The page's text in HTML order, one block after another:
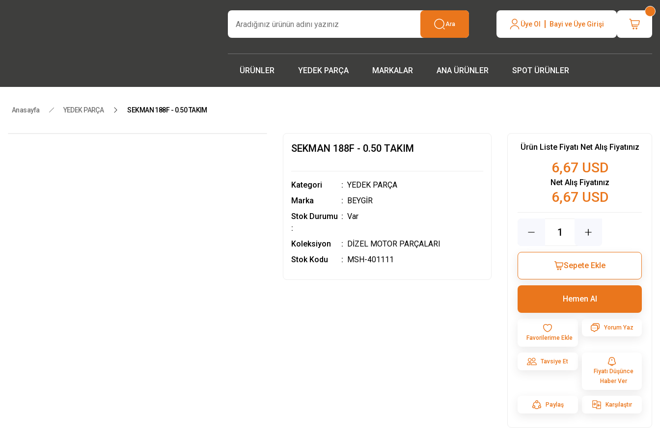
İşcinin nefesi , Makinanın Kuvveti ! MSH MAKİNA
Beygir 3+1 Çapa Makinası ile artık yorulmak yok !
Tüm yedek parçalarda ithalat fiyatları, fırsatlardan yararlanmak için temsilcinizle
Ara Üye Ol Bayi ve Üye Girişi
ÜRÜNLER YEDEK PARÇA MARKALAR ANA ÜRÜNLER SPOT ÜRÜNLER
Anasayfa YEDEK PARÇA SEKMAN 188F - 0.50 TAKIM
SEKMAN 188F - 0.50 TAKIM
Kategori
YEDEK PARÇA
Marka
BEYGİR
Stok Durumu
:
Var
Koleksiyon
DİZEL MOTOR PARÇALARI
Stok Kodu
MSH-401111
Ürün Liste Fiyatı Net Alış Fiyatınız
6,67 USD
Net Alış Fiyatınız
6,67 USD
Sepete Ekle
Hemen Al
Yorum Yaz
Tavsiye Et
Fiyatı Düşünce
Haber Ver
Paylaş Karşılaştır